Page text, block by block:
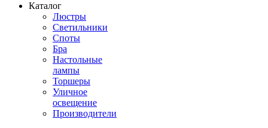
Каталог
Люстры
Светильники
Споты
Бра
Настольные
лампы
Торшеры
Уличное
освещение
Производители